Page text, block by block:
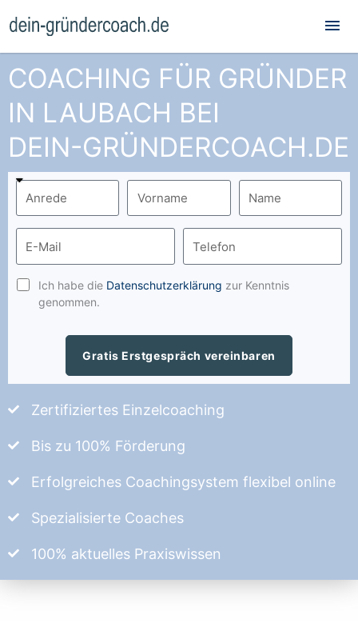
COACHING FÜR GRÜNDER
IN LAUBACH BEI
DEIN-GRÜNDERCOACH.DE
Ich habe die Datenschutzerklärung zur Kenntnis
genommen.
Gratis Erstgespräch vereinbaren
Zertifiziertes Einzelcoaching
Bis zu 100% Förderung
Erfolgreiches Coachingsystem flexibel online
Spezialisierte Coaches
100% aktuelles Praxiswissen